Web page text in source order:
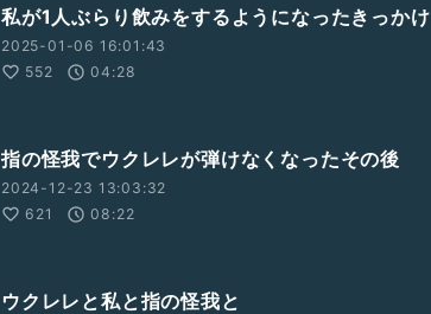
私が1人ぶらり飲みをするようになったきっかけ
2025-01-06 16:01:43
552
04:28
指の怪我でウクレレが弾けなくなったその後
2024-12-23 13:03:32
621
08:22
ウクレレと私と指の怪我と